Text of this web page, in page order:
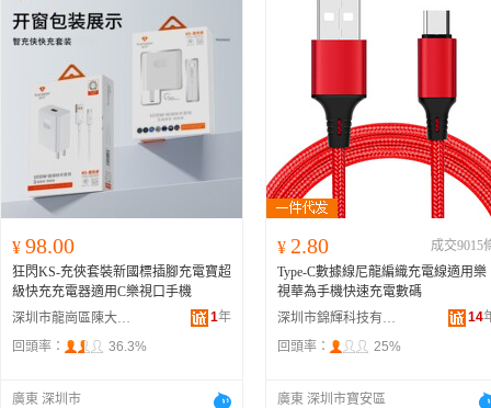
¥ 98.00
狂閃KS-充俠套裝新國標插腳充電寶超
級快充充電器適用C樂視口手機
深圳市龍崗區陳大器電子廠
1年
回頭率：
36.3%
廣東 深圳市
¥ 2.80
成交9015
Type-C數據線尼龍編織充電線適用樂
視華為手機快速充電數碼
深圳市錦輝科技有限公司
14
回頭率：
25%
廣東 深圳市寶安區